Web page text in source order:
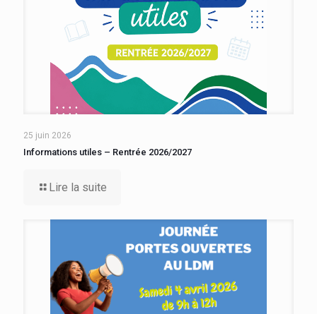
25 juin 2026
Informations utiles – Rentrée 2026/2027
Lire la suite